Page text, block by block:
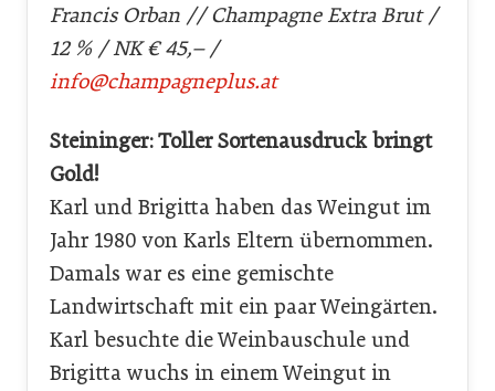
Francis Orban // Champagne Extra Brut /
12 % / NK € 45,– /
info@champagneplus.at
Steininger: Toller Sortenausdruck bringt
Gold!
Karl und Brigitta haben das Weingut im
Jahr 1980 von Karls Eltern übernommen.
Damals war es eine gemischte
Landwirtschaft mit ein paar Weingärten.
Karl besuchte die Weinbauschule und
Brigitta wuchs in einem Weingut in